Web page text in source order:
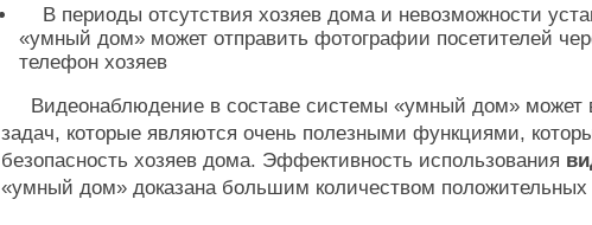
В периоды отсутствия хозяев дома и невозможности
«умный дом» может отправить фотографии посетителей
телефон хозяев
Видеонаблюдение в составе системы «умный дом» может
задач, которые являются очень полезными функциями,
безопасность хозяев дома. Эффективность использования
«умный дом» доказана большим количеством